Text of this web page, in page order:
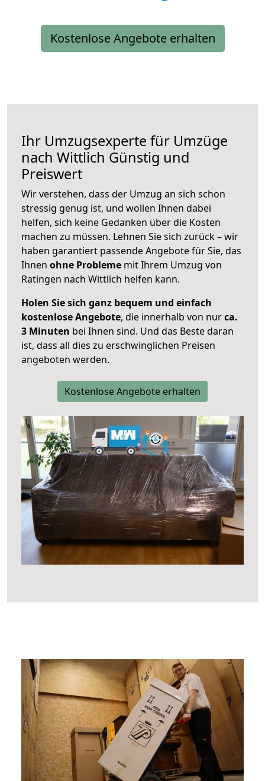
Kostenlose Angebote erhalten
Ihr Umzugsexperte für Umzüge
nach Wittlich Günstig und
Preiswert
Wir verstehen, dass der Umzug an sich schon
stressig genug ist, und wollen Ihnen dabei
helfen, sich keine Gedanken über die Kosten
machen zu müssen. Lehnen Sie sich zurück – wir
haben garantiert passende Angebote für Sie, das
Ihnen ohne Probleme mit Ihrem Umzug von
Ratingen nach Wittlich helfen kann.
Holen Sie sich ganz bequem und einfach
kostenlose Angebote, die innerhalb von nurca.
3 Minuten bei Ihnen sind. Und das Beste daran
ist, dass all dies zu erschwinglichen Preisen
angeboten werden.
Kostenlose Angebote erhalten